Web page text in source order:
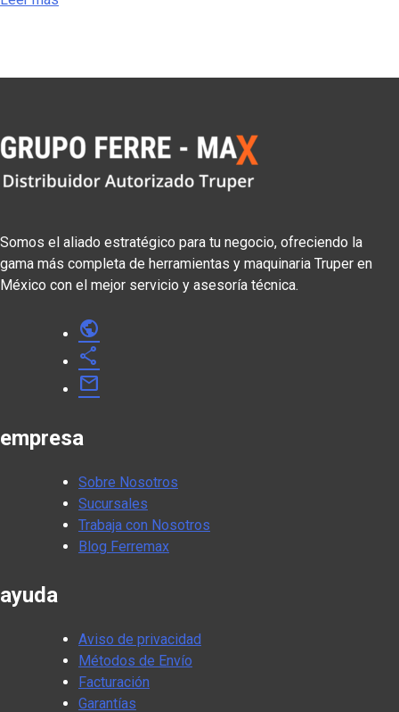
Somos el aliado estratégico para tu negocio, ofreciendo la
gama más completa de herramientas y maquinaria Truper en
México con el mejor servicio y asesoría técnica.
public
share
mail
empresa
Sobre Nosotros
Sucursales
Trabaja con Nosotros
Blog Ferremax
ayuda
Aviso de privacidad
Métodos de Envío
Facturación
Garantías